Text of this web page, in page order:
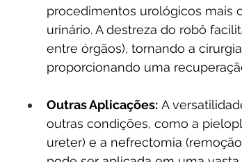
procedimentos urológicos mais
urinário. A destreza do robô
entre órgãos), tornando a
proporcionando uma
Outras Aplicações: A
outras condições, como a
ureter) e a nefrectomia